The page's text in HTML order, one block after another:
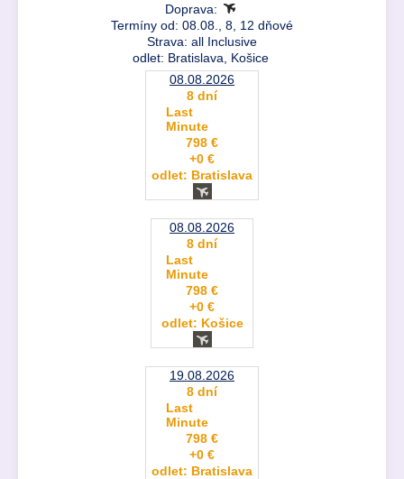
Doprava:
Termíny od: 08.08., 8, 12 dňové
Strava: all Inclusive
odlet: Bratislava, Košice
08.08.2026
8 dní
Last
Minute
798 €
+0 €
odlet: Bratislava
08.08.2026
8 dní
Last
Minute
798 €
+0 €
odlet: Košice
19.08.2026
8 dní
Last
Minute
798 €
+0 €
odlet: Bratislava